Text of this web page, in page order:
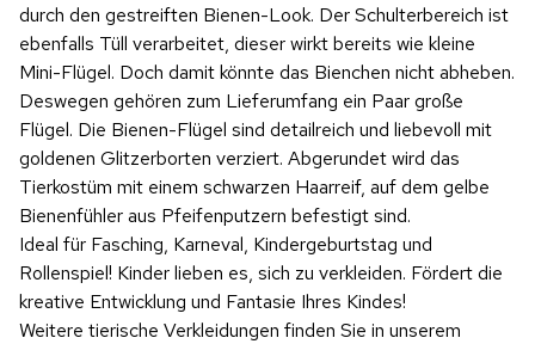
durch den gestreiften Bienen-Look. Der Schulterbereich ist
ebenfalls Tüll verarbeitet, dieser wirkt bereits wie kleine
Mini-Flügel. Doch damit könnte das Bienchen nicht abheben.
Deswegen gehören zum Lieferumfang ein Paar große
Flügel. Die Bienen-Flügel sind detailreich und liebevoll mit
goldenen Glitzerborten verziert. Abgerundet wird das
Tierkostüm mit einem schwarzen Haarreif, auf dem gelbe
Bienenfühler aus Pfeifenputzern befestigt sind.
Ideal für Fasching, Karneval, Kindergeburtstag und
Rollenspiel! Kinder lieben es, sich zu verkleiden. Fördert die
kreative Entwicklung und Fantasie Ihres Kindes!
Weitere tierische Verkleidungen finden Sie in unserem